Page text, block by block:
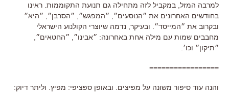
למרבה המזל, במקביל לזה מתחילה גם תנועת התקוממות. ראינו
בחודשים האחרונים את ״הנוסעים״, ״המפגש״, ״הסרבן״, ״היא״
ובקרוב את ״המייסד״. ובעיקר, נדמה שיוצרי הקולנוע הישראלי
מחבבים שמות עם מילה אחת באחרונה: ״אבינו״, ״החטאים״,
״תיקון״ וכו׳.
=================
והנה עוד סיפור משונה על מפיצים. ובאופן ספציפי: מפיץ. וליתר דיוק: